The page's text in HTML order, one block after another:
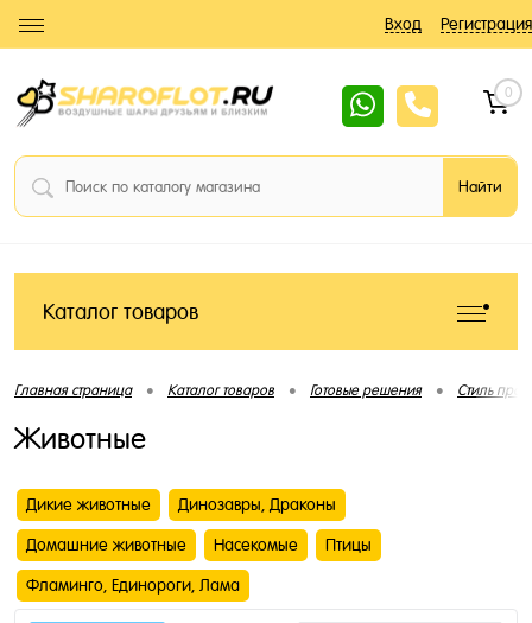
Вход Регистрация
0
Каталог товаров
Главная страница • Каталог товаров • Готовые решения • Стиль
Животные
Дикие животные Динозавры, Драконы
Домашние животные Насекомые Птицы
Фламинго, Единороги, Лама